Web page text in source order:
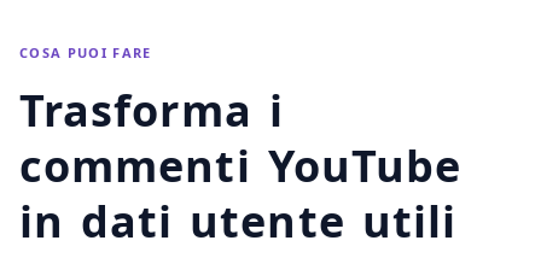
COSA PUOI FARE
Trasforma i
commenti YouTube
in dati utente utili